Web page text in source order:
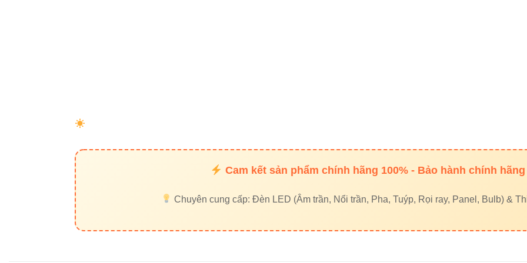
Liên kết ngoài hữu ích
Đèn led Skyled
Cam kết sản phẩm chính hãng 100% - Bảo hành chính
Chuyên cung cấp: Đèn LED (Âm trần, Nổi trần, Pha, Tuýp, Rọi ray, Panel, Bulb) &